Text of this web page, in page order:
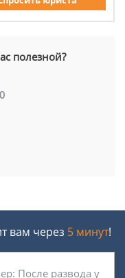
полезной?
0
вам через 5 минут!